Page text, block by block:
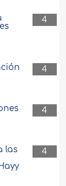
4
4
4
4
las